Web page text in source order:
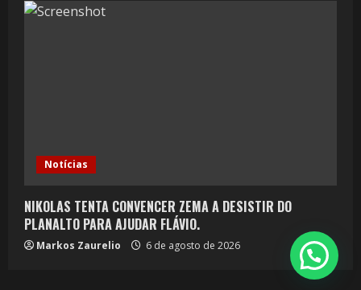
Notícias
NIKOLAS TENTA CONVENCER ZEMA A DESISTIR DO
PLANALTO PARA AJUDAR FLÁVIO.
Markos Zaurelio 6 de agosto de 2026